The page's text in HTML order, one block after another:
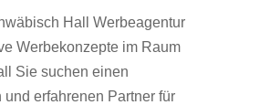
Hall Werbeagentur
Werbekonzepte im Raum
Sie suchen einen
erfahrenen Partner für